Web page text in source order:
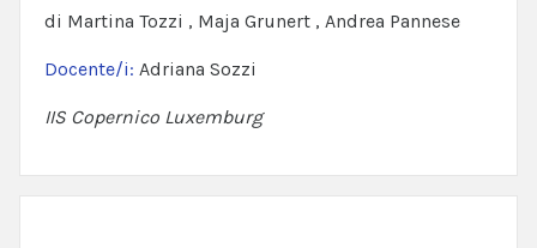
di Martina Tozzi , Maja Grunert , Andrea Pannese
Docente/i: Adriana Sozzi
IIS Copernico Luxemburg